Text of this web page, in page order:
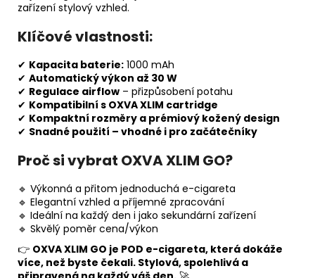
zařízení stylový vzhled.
Klíčové vlastnosti:
✔ Kapacita baterie: 1000 mAh
✔ Automatický výkon až 30 W
✔ Regulace airflow – přizpůsobení potahu
✔ Kompatibilní s OXVA XLIM cartridge
✔ Kompaktní rozměry a prémiový kožený design
✔ Snadné použití – vhodné i pro začátečníky
Proč si vybrat OXVA XLIM GO?
🔹 Výkonná a přitom jednoduchá e-cigareta
🔹 Elegantní vzhled a příjemné zpracování
🔹 Ideální na každý den i jako sekundární zařízení
🔹 Skvělý poměr cena/výkon
👉 OXVA XLIM GO je POD e-cigareta, která dokáže
více, než byste čekali. Stylová, spolehlivá a